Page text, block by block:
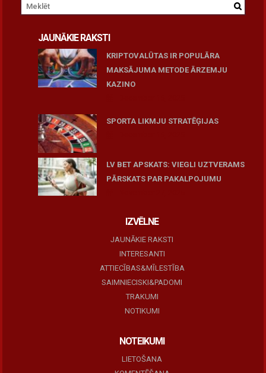
JAUNĀKIE RAKSTI
KRIPTOVALŪTAS IR POPULĀRA
MAKSĀJUMA METODE ĀRZEMJU
KAZINO
SPORTA LIKMJU STRATĒĢIJAS
LV BET APSKATS: VIEGLI UZTVERAMS
PĀRSKATS PAR PAKALPOJUMU
IZVĒLNE
JAUNĀKIE RAKSTI
INTERESANTI
ATTIECĪBAS&MĪLESTĪBA
SAIMNIECISKI&PADOMI
TRAKUMI
NOTIKUMI
NOTEIKUMI
LIETOŠANA